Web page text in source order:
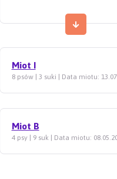
Miot I
8 psów | 3 suki | Data miotu:
Miot B
4 psy | 9 suk | Data miotu: